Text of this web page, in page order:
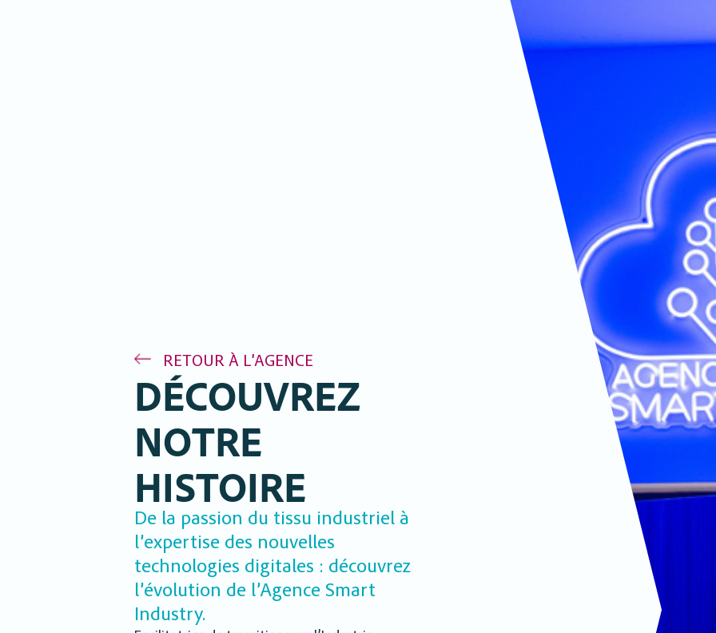
RETOUR À L’AGENCE
DÉCOUVREZ
NOTRE
HISTOIRE
De la passion du tissu industriel à
l’expertise des nouvelles
technologies digitales : découvrez
l’évolution de l’Agence Smart
Industry.